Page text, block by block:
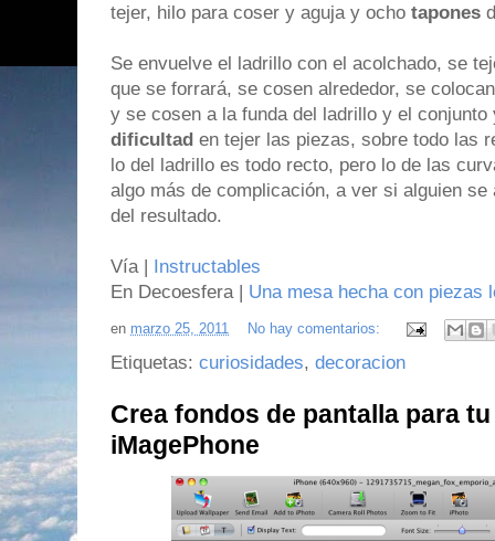
tejer, hilo para coser y aguja y ocho tapones
Se envuelve el ladrillo con el acolchado, se
que se forrará, se cosen alrededor, se
y se cosen a la funda del ladrillo y el
dificultad en tejer las piezas, sobre todo las
lo del ladrillo es todo recto, pero lo de las
algo más de complicación, a ver si alguien
del resultado.
Vía | Instructables
En Decoesfera | Una mesa hecha con piezas
en marzo 25, 2011 No hay comentarios:
Etiquetas: curiosidades, decoracion
Crea fondos de pantalla para
iMagePhone